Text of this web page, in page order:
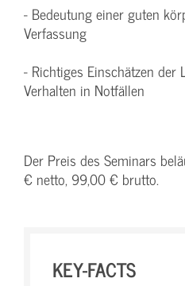
- Bedeutung einer guten
Verfassung
- Richtiges Einschätzen der
Verhalten in Notfällen
Der Preis des Seminars
€ netto, 99,00 € brutto.
KEY-FACTS